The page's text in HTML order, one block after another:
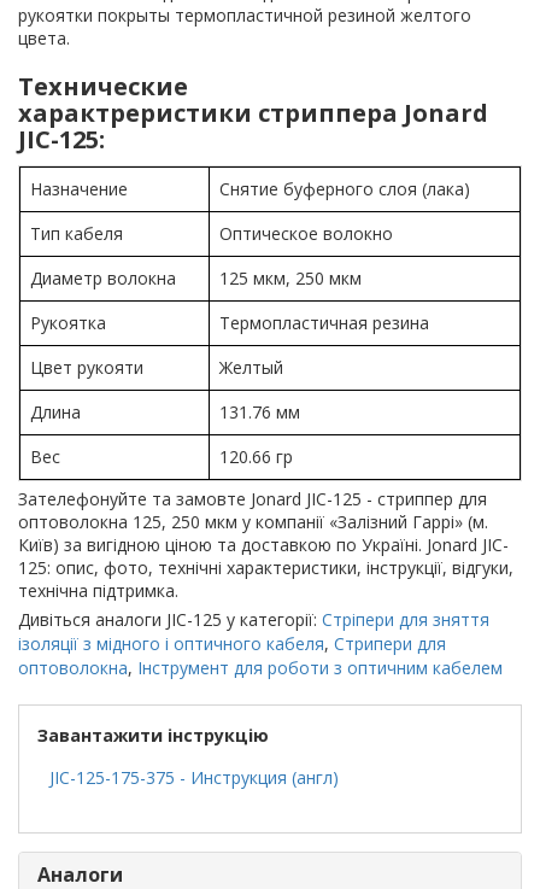
рукоятки покрыты термопластичной резиной желтого
цвета.
Технические
характреристики стриппера Jonard
JIC-125:
Назначение
Снятие буферного слоя (лака)
Тип кабеля
Оптическое волокно
Диаметр волокна
125 мкм, 250 мкм
Рукоятка
Термопластичная резина
Цвет рукояти
Желтый
Длина
131.76 мм
Вес
120.66 гр
Зателефонуйте та замовте Jonard JIC-125 - стриппер для
оптоволокна 125, 250 мкм у компанії «Залізний Гаррі» (м.
Київ) за вигідною ціною та доставкою по Україні. Jonard JIC-
125: опис, фото, технічні характеристики, інструкції, відгуки,
технічна підтримка.
Дивіться аналоги JIC-125 у категорії: Стріпери для зняття
ізоляції з мідного і оптичного кабеля, Стрипери для
оптоволокна, Інструмент для роботи з оптичним кабелем
Завантажити інструкцію
JIC-125-175-375 - Инструкция (англ)
Аналоги